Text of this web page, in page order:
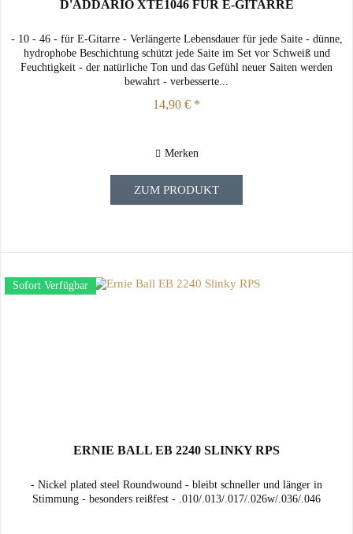
D'ADDARIO XTE1046 FÜR E-GITARRE
- 10 - 46 - für E-Gitarre - Verlängerte Lebensdauer für jede Saite - dünne,
hydrophobe Beschichtung schützt jede Saite im Set vor Schweiß und
Feuchtigkeit - der natürliche Ton und das Gefühl neuer Saiten werden
bewahrt - verbesserte...
14,90 € *
Merken
ZUM PRODUKT
Sofort Verfügbar
ERNIE BALL EB 2240 SLINKY RPS
- Nickel plated steel Roundwound - bleibt schneller und länger in
Stimmung - besonders reißfest - .010/.013/.017/.026w/.036/.046